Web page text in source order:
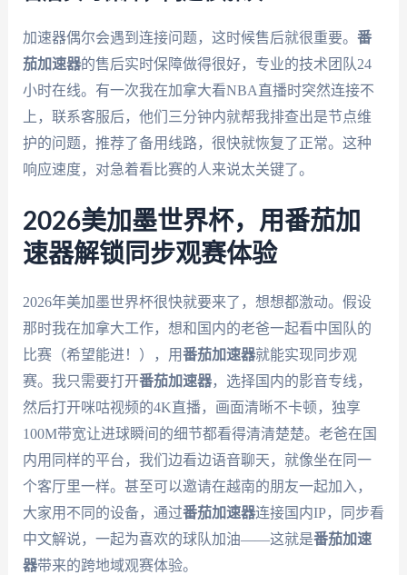
加速器偶尔会遇到连接问题，这时候售后就很重要。 番
茄加速器的售后实时保障做得很好，专业的技术团队24
小时在线。有一次我在加拿大看NBA直播时突然连接不
上，联系客服后，他们三分钟内就帮我排查出是节点维
护的问题，推荐了备用线路，很快就恢复了正常。这种
响应速度，对急着看比赛的人来说太关键了。
2026美加墨世界杯，用番茄加
速器解锁同步观赛体验
2026年美加墨世界杯很快就要来了，想想都激动。假设
那时我在加拿大工作，想和国内的老爸一起看中国队的
比赛（希望能进！），用番茄加速器就能实现同步观
赛。我只需要打开番茄加速器，选择国内的影音专线，
然后打开咪咕视频的4K直播，画面清晰不卡顿，独享
100M带宽让进球瞬间的细节都看得清清楚楚。老爸在国
内用同样的平台，我们边看边语音聊天，就像坐在同一
个客厅里一样。甚至可以邀请在越南的朋友一起加入，
大家用不同的设备，通过番茄加速器连接国内IP，同步看
中文解说，一起为喜欢的球队加油——这就是番茄加速
器带来的跨地域观赛体验。